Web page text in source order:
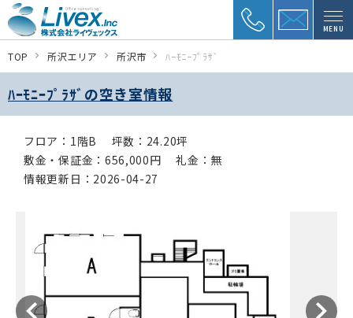
MENU
TOP 所沢エリア 所沢市 ﾊｰﾓﾆｰﾌﾟﾗｻﾞ
ﾊｰﾓﾆｰﾌﾟﾗｻﾞの空き室情報
フロア：1階B
坪数：24.20坪
敷金・保証金：656,000円
礼金：無
情報更新日：2026-04-27